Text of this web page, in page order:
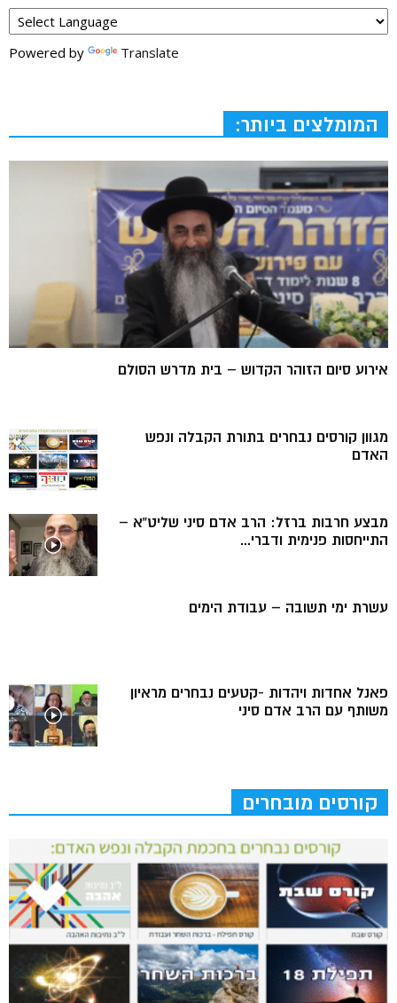
Powered by Translate
המומלצים ביותר:
אירוע סיום הזוהר הקדוש – בית מדרש הסולם
מגוון קורסים נבחרים בתורת הקבלה ונפש
האדם
מבצע חרבות ברזל: הרב אדם סיני שליט”א –
התייחסות פנימית ודברי...
עשרת ימי תשובה – עבודת הימים
פאנל אחדות ויהדות -קטעים נבחרים מראיון
משותף עם הרב אדם סיני
קורסים מובחרים